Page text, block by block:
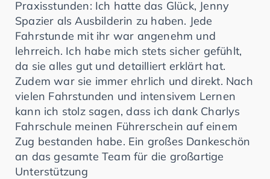
Praxisstunden: Ich hatte das Glück, Jenny
Spazier als Ausbilderin zu haben. Jede
Fahrstunde mit ihr war angenehm und
lehrreich. Ich habe mich stets sicher gefühlt,
da sie alles gut und detailliert erklärt hat.
Zudem war sie immer ehrlich und direkt. Nach
vielen Fahrstunden und intensivem Lernen
kann ich stolz sagen, dass ich dank Charlys
Fahrschule meinen Führerschein auf einem
Zug bestanden habe. Ein großes Dankeschön
an das gesamte Team für die großartige
Unterstützung